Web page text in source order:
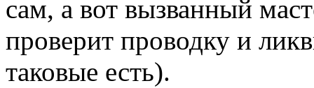
сам, а вот вызванный
проверит проводку и
таковые есть).